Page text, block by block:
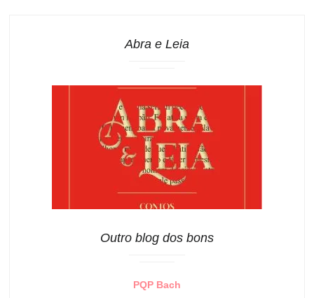
Abra e Leia
Outro blog dos bons
PQP Bach